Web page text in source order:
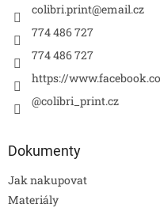
colibri.print@email.cz
774 486 727
774 486 727
https://
@colibri_print.cz
Dokumenty
Jak nakupovat
Materiály